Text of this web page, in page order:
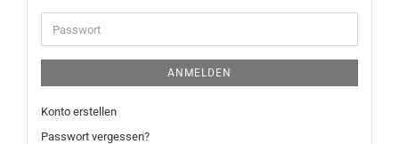
ANMELDEN
Konto erstellen
Passwort vergessen?